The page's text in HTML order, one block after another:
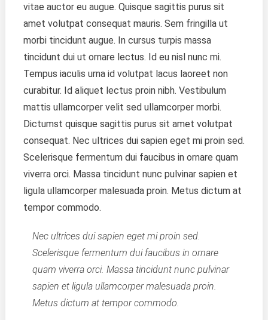
vitae auctor eu augue. Quisque sagittis purus sit
amet volutpat consequat mauris. Sem fringilla ut
morbi tincidunt augue. In cursus turpis massa
tincidunt dui ut ornare lectus. Id eu nisl nunc mi.
Tempus iaculis urna id volutpat lacus laoreet non
curabitur. Id aliquet lectus proin nibh. Vestibulum
mattis ullamcorper velit sed ullamcorper morbi.
Dictumst quisque sagittis purus sit amet volutpat
consequat. Nec ultrices dui sapien eget mi proin sed.
Scelerisque fermentum dui faucibus in ornare quam
viverra orci. Massa tincidunt nunc pulvinar sapien et
ligula ullamcorper malesuada proin. Metus dictum at
tempor commodo.
Nec ultrices dui sapien eget mi proin sed.
Scelerisque fermentum dui faucibus in ornare
quam viverra orci. Massa tincidunt nunc pulvinar
sapien et ligula ullamcorper malesuada proin.
Metus dictum at tempor commodo.